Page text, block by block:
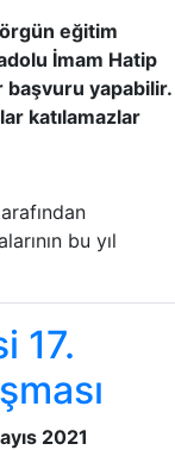
eğitim
İmam Hatip
yapabilir.
katılamazlar
bu yıl
17.
2021